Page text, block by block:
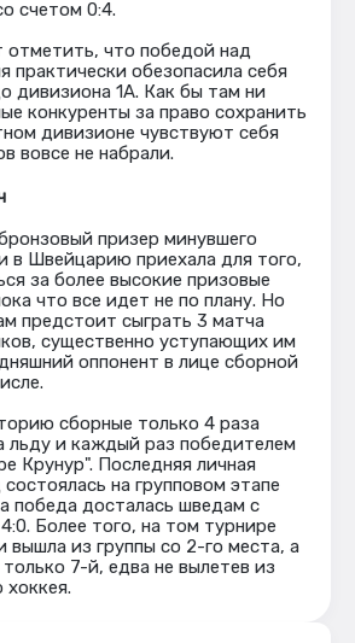
счетом 0:4.
что победой над
практически обезопасила себя
дивизиона 1А. Как бы там ни
конкуренты за право сохранить
дивизионе чувствуют себя
вовсе не набрали.
призер минувшего
в Швейцарию приехала для того,
за более высокие призовые
что все идет не по плану. Но
предстоит сыграть 3 матча
существенно уступающих им
оппонент в лице сборной
сборные только 4 раза
льду и каждый раз победителем
Крунур". Последняя личная
на групповом этапе
победа досталась шведам с
Более того, на том турнире
вышла из группы со 2-го места, а
7-й, едва не вылетев из